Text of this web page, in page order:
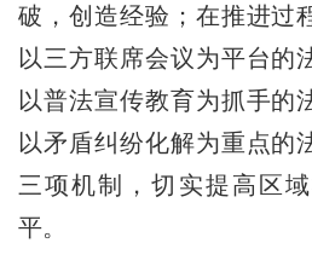
破，创造经验；在推进过
以三方联席会议为平台的
以普法宣传教育为抓手的
以矛盾纠纷化解为重点的
三项机制，切实提高区
平。